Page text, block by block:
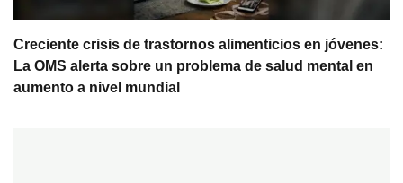
Creciente crisis de trastornos alimenticios en jóvenes:
La OMS alerta sobre un problema de salud mental en
aumento a nivel mundial